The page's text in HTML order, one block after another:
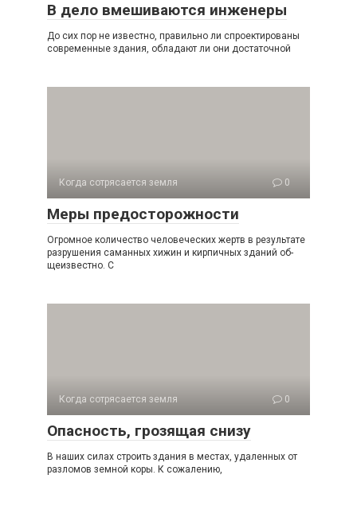
В дело вмешиваются инженеры
До сих пор не известно, правильно ли спроектированы
современные здания, обладают ли они достаточной
Когда сотрясается земля 0
Меры предосторожности
Огромное количество человеческих жертв в результа­те
разрушения саманных хижин и кирпичных зданий об­
щеизвестно. С
Когда сотрясается земля 0
Опасность, грозящая снизу
В наших силах строить здания в местах, удаленных от
разломов земной коры. К сожалению,